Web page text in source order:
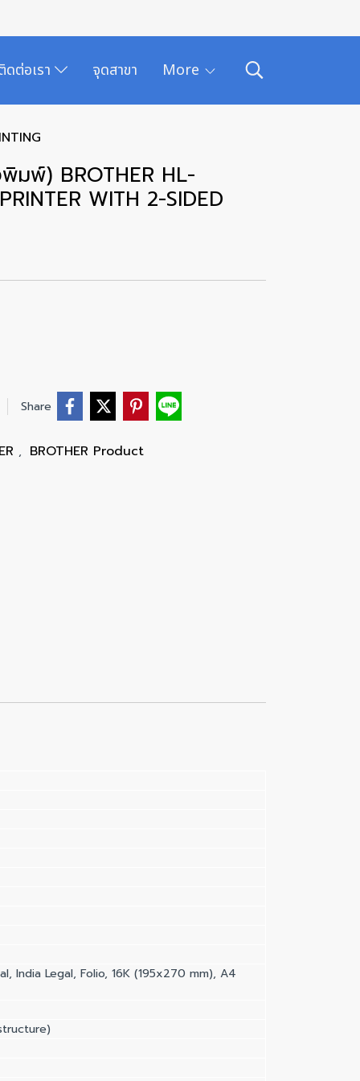
ดต่อเรา จุดสาขา More
มพ์) BROTHER HL-
WITH 2-SIDED
Share
, BROTHER Product
India Legal, Folio, 16K (195x270 mm), A4